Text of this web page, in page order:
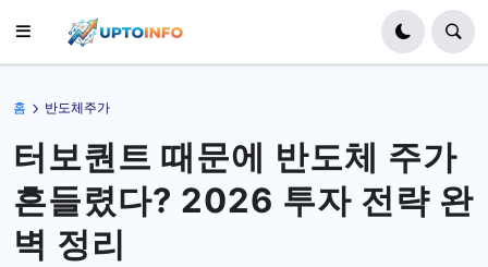
홈 반도체주가
터보퀀트 때문에 반도체 주가
흔들렸다? 2026 투자 전략 완
벽 정리